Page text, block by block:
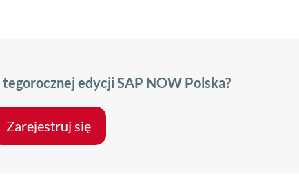
tegorocznej edycji SAP NOW Polska?
Zarejestruj się